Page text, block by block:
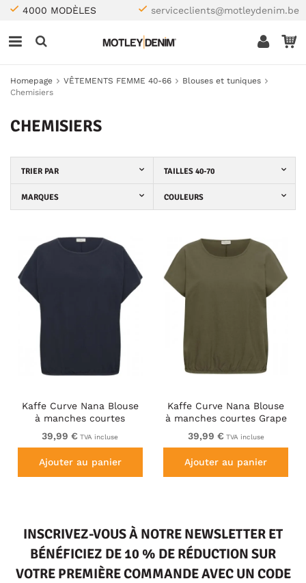
4000 MODÈLES serviceclients@motleydenim.be
Homepage VÊTEMENTS FEMME 40-66
Blouses et tuniques
Chemisiers
CHEMISIERS
TRIER PAR TAILLES 40-70
MARQUES COULEURS
Kaffe Curve Nana Blouse
à manches courtes
39,99 € TVA incluse
Ajouter au panier
Kaffe Curve Nana Blouse
à manches courtes Grape
Leaf
39,99 € TVA incluse
Ajouter au panier
INSCRIVEZ-VOUS À NOTRE NEWSLETTER ET
BÉNÉFICIEZ DE 10 % DE RÉDUCTION SUR
VOTRE PREMIÈRE COMMANDE AVEC UN CODE